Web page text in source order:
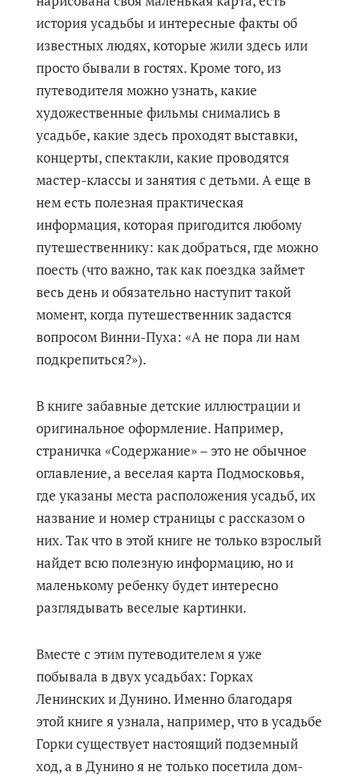
история усадьбы и интересные факты об
известных людях, которые жили здесь или
просто бывали в гостях. Кроме того, из
путеводителя можно узнать, какие
художественные фильмы снимались в
усадьбе, какие здесь проходят выставки,
концерты, спектакли, какие проводятся
мастер-классы и занятия с детьми. А еще в
нем есть полезная практическая
информация, которая пригодится любому
путешественнику: как добраться, где можно
поесть (что важно, так как поездка займет
весь день и обязательно наступит такой
момент, когда путешественник задастся
вопросом Винни-Пуха: «А не пора ли нам
подкрепиться?»).
В книге забавные детские иллюстрации и
оригинальное оформление. Например,
страничка «Содержание» – это не обычное
оглавление, а веселая карта Подмосковья,
где указаны места расположения усадьб, их
название и номер страницы с рассказом о
них. Так что в этой книге не только взрослый
найдет всю полезную информацию, но и
маленькому ребенку будет интересно
разглядывать веселые картинки.
Вместе с этим путеводителем я уже
побывала в двух усадьбах: Горках
Ленинских и Дунино. Именно благодаря
этой книге я узнала, например, что в усадьбе
Горки существует настоящий подземный
ход, а в Дунино я не только посетила дом-